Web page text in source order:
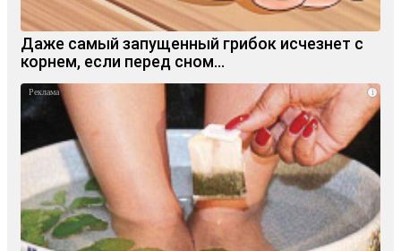
Даже самый запущенный грибок исчезнет с
корнем, если перед сном…
i